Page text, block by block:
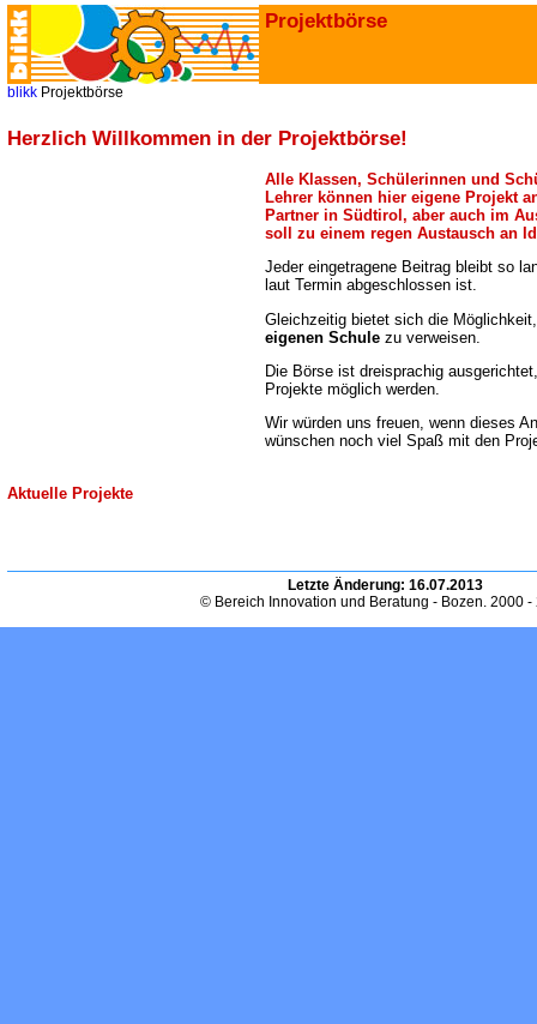
Projektbörse
blikk Projektbörse
Herzlich Willkommen in der Projektbörse!
Alle Klassen, Schülerinnen und
Lehrer können hier eigene Projekt
Partner in Südtirol, aber auch im
soll zu einem regen Austausch an
Jeder eingetragene Beitrag bleibt so
laut Termin abgeschlossen ist.
Gleichzeitig bietet sich die
eigenen Schule zu verweisen.
Die Börse ist dreisprachig
Projekte möglich werden.
Wir würden uns freuen, wenn dieses
wünschen noch viel Spaß mit den
Aktuelle Projekte
Letzte Änderung: 16.07.2013
© Bereich Innovation und Beratung - Bozen. 2000 -